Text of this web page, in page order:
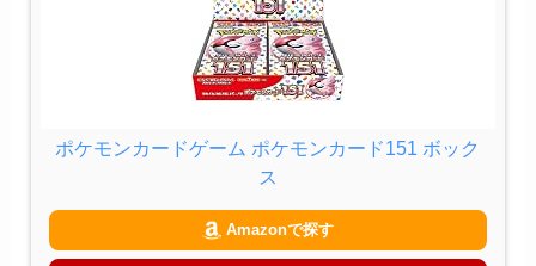
ポケモンカードゲーム ポケモンカード151 ボック
ス
Amazonで探す